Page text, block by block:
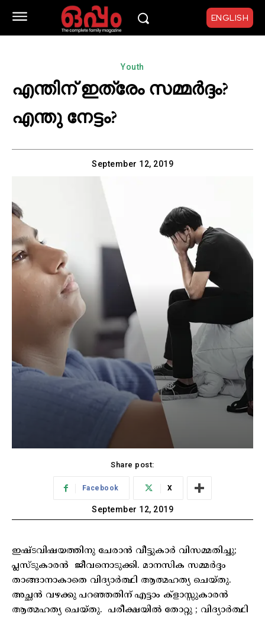
ENGLISH
Youth
എന്തിന് ഇത്രേം സമ്മർദ്ദം?
എന്തു നേട്ടം?
September 12, 2019
Share post:
Facebook X
September 12, 2019
ഇഷ്ടവിഷയത്തിനു ചേരാൻ വീട്ടുകാർ വിസമ്മതിച്ചു;
പ്ലസ്ടുകാരൻ ജീവനൊടുക്കി. മാനസിക സമ്മർദ്ദം
താങ്ങാനാകാതെ വിദ്യാർത്ഥി ആത്മഹത്യ ചെയ്തു.
അച്ഛൻ വഴക്കു പറഞ്ഞതിന് എട്ടാം ക്‌ളാസ്സുകാരൻ
ആത്മഹത്യ ചെയ്തു. പരീക്ഷയിൽ തോറ്റു ; വിദ്യാർത്ഥി